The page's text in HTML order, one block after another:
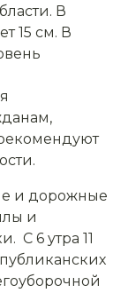
В
15 см. В
и дорожные
и
С 6 утра 11